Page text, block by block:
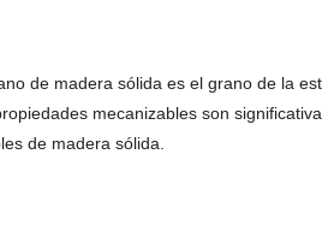
de madera sólida es el grano de la
mecanizables son
de madera sólida.